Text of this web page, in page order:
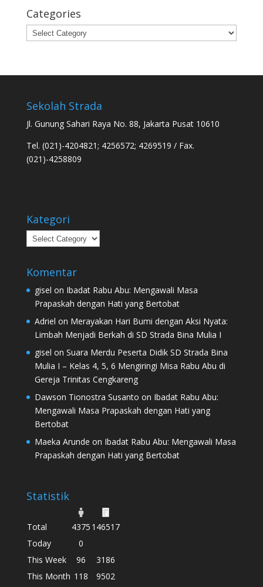
Categories
Categories
Sekolah Strada
Jl. Gunung Sahari Raya No. 88, Jakarta Pusat 10610
Tel. (021)-4204821; 4256572; 4269519 / Fax.
(021)-4258809
Kategori
Kategori
Komentar
gisel on Ibadat Rabu Abu: Mengawali Masa
Prapaskah dengan Hati yang Bertobat
Adriel on Merayakan Hari Bumi dengan Aksi Nyata:
Limbah Menjadi Berkah di SD Strada Bina Mulia I
gisel on Suara Merdu Peserta Didik SD Strada Bina
Mulia I – Kelas 4, 5, 6 Mengiringi Misa Rabu Abu di
Gereja Trinitas Cengkareng
Dawson Tionostra Susanto on Ibadat Rabu Abu:
Mengawali Masa Prapaskah dengan Hati yang
Bertobat
Maeka Arunde on Ibadat Rabu Abu: Mengawali Masa
Prapaskah dengan Hati yang Bertobat
Statistik
Total 4375 146517
Today
0
This Week
96
3186
This Month 118 9502